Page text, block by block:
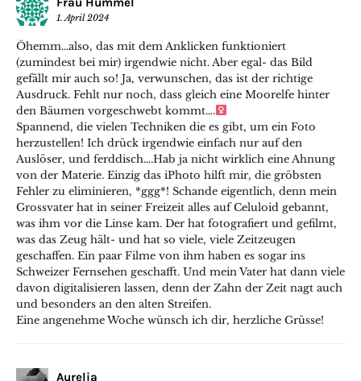
1. April 2024
Öhemm…also, das mit dem Anklicken funktioniert
(zumindest bei mir) irgendwie nicht. Aber egal- das Bild
gefällt mir auch so! Ja, verwunschen, das ist der richtige
Ausdruck. Fehlt nur noch, dass gleich eine Moorelfe hinter
den Bäumen vorgeschwebt kommt….‍
Spannend, die vielen Techniken die es gibt, um ein Foto
herzustellen! Ich drück irgendwie einfach nur auf den
Auslöser, und ferddisch….Hab ja nicht wirklich eine Ahnung
von der Materie. Einzig das iPhoto hilft mir, die gröbsten
Fehler zu eliminieren, *ggg*! Schande eigentlich, denn mein
Grossvater hat in seiner Freizeit alles auf Celuloid gebannt,
was ihm vor die Linse kam. Der hat fotografiert und gefilmt,
was das Zeug hält- und hat so viele, viele Zeitzeugen
geschaffen. Ein paar Filme von ihm haben es sogar ins
Schweizer Fernsehen geschafft. Und mein Vater hat dann viele
davon digitalisieren lassen, denn der Zahn der Zeit nagt auch
und besonders an den alten Streifen.
Eine angenehme Woche wünsch ich dir, herzliche Grüsse!
Aurelia